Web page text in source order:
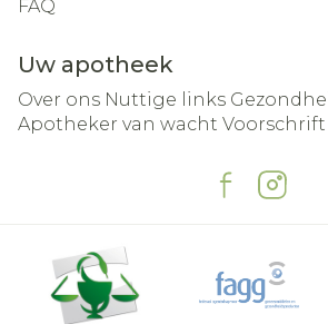
FAQ
Uw apotheek
Over ons Nuttige links
Apotheker van wacht Voorschrift